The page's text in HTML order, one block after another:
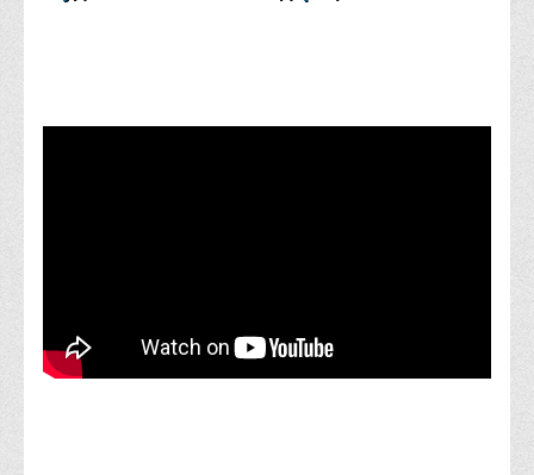
Контакти державних та громадських організацій, які
Екскурсія до ВТЕІ